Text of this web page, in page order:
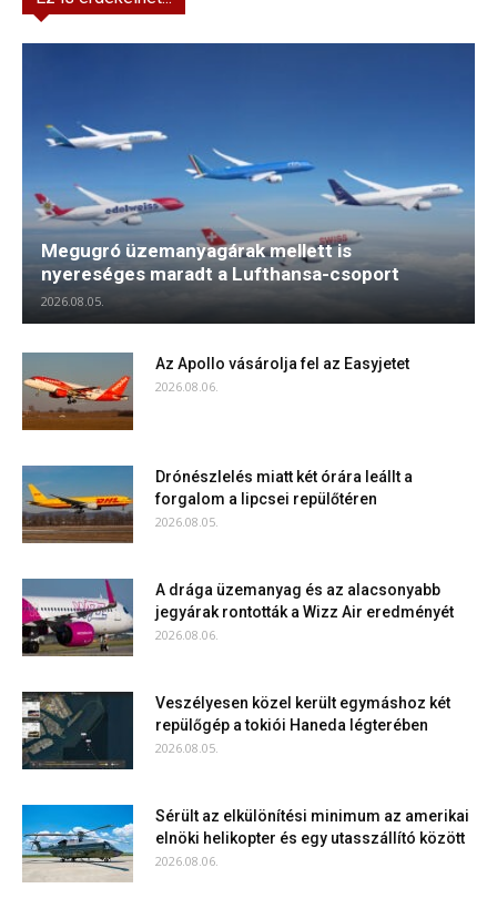
Megugró üzemanyagárak mellett is
nyereséges maradt a Lufthansa-csoport
2026.08.05.
Az Apollo vásárolja fel az Easyjetet
2026.08.06.
Drónészlelés miatt két órára leállt a
forgalom a lipcsei repülőtéren
2026.08.05.
A drága üzemanyag és az alacsonyabb
jegyárak rontották a Wizz Air eredményét
2026.08.06.
Veszélyesen közel került egymáshoz két
repülőgép a tokiói Haneda légterében
2026.08.05.
Sérült az elkülönítési minimum az amerikai
elnöki helikopter és egy utasszállító között
2026.08.06.